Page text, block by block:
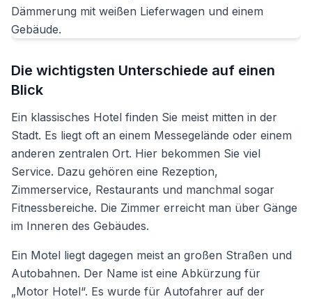
Die wichtigsten Unterschiede auf einen
Blick
Ein klassisches Hotel finden Sie meist mitten in der
Stadt. Es liegt oft an einem Messegelände oder einem
anderen zentralen Ort. Hier bekommen Sie viel
Service. Dazu gehören eine Rezeption,
Zimmerservice, Restaurants und manchmal sogar
Fitnessbereiche. Die Zimmer erreicht man über Gänge
im Inneren des Gebäudes.
Ein Motel liegt dagegen meist an großen Straßen und
Autobahnen. Der Name ist eine Abkürzung für
„Motor Hotel“. Es wurde für Autofahrer auf der